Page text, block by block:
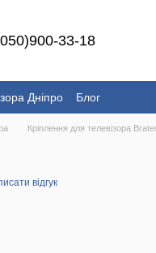
33-18
Дніпро
Блог
Кріплення для телевізора
відгук